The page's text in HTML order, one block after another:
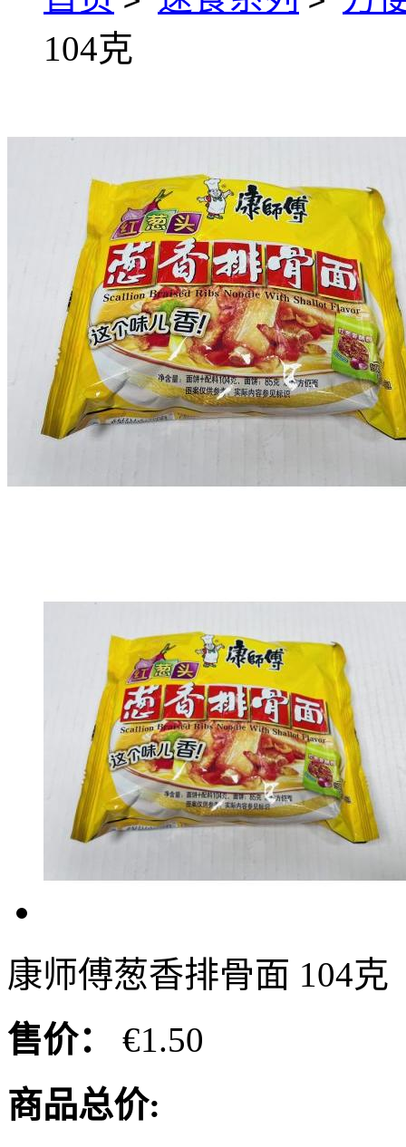
104克
康师傅葱香排骨面 104克
售价：
€1.50
商品总价: